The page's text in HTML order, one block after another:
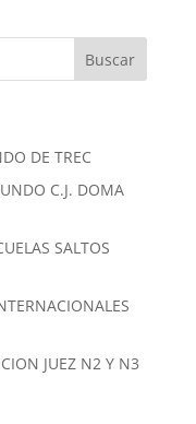
DE TREC
C.J. DOMA
SALTOS
JUEZ N2 Y N3